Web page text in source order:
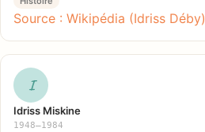
Source : Wikipédia (Idriss Déby)
I
Idriss Miskine
1948–1984